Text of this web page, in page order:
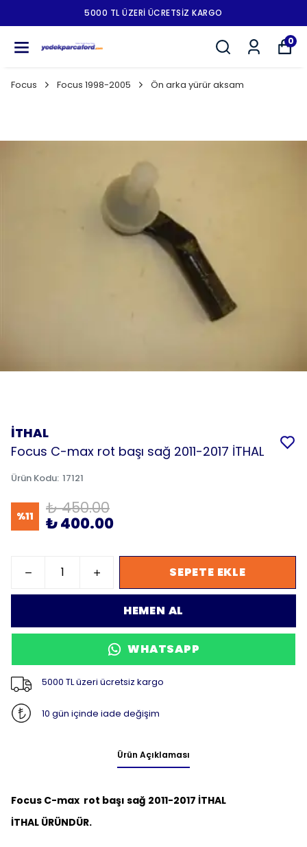
5000 TL ÜZERI ÜCRETSIZ KARGO
0
Focus Focus 1998-2005 Ön arka yürür aksam
İTHAL
Focus C-max rot başı sağ 2011-2017 İTHAL
Ürün Kodu: 17121
%11 ₺ 450.00
₺ 400.00
SEPETE EKLE
HEMEN AL
WHATSAPP
5000 TL üzeri ücretsiz kargo
10 gün içinde iade değişim
Ürün Açıklaması
Focus C-max rot başı sağ 2011-2017 İTHAL
İTHAL ÜRÜNDÜR.